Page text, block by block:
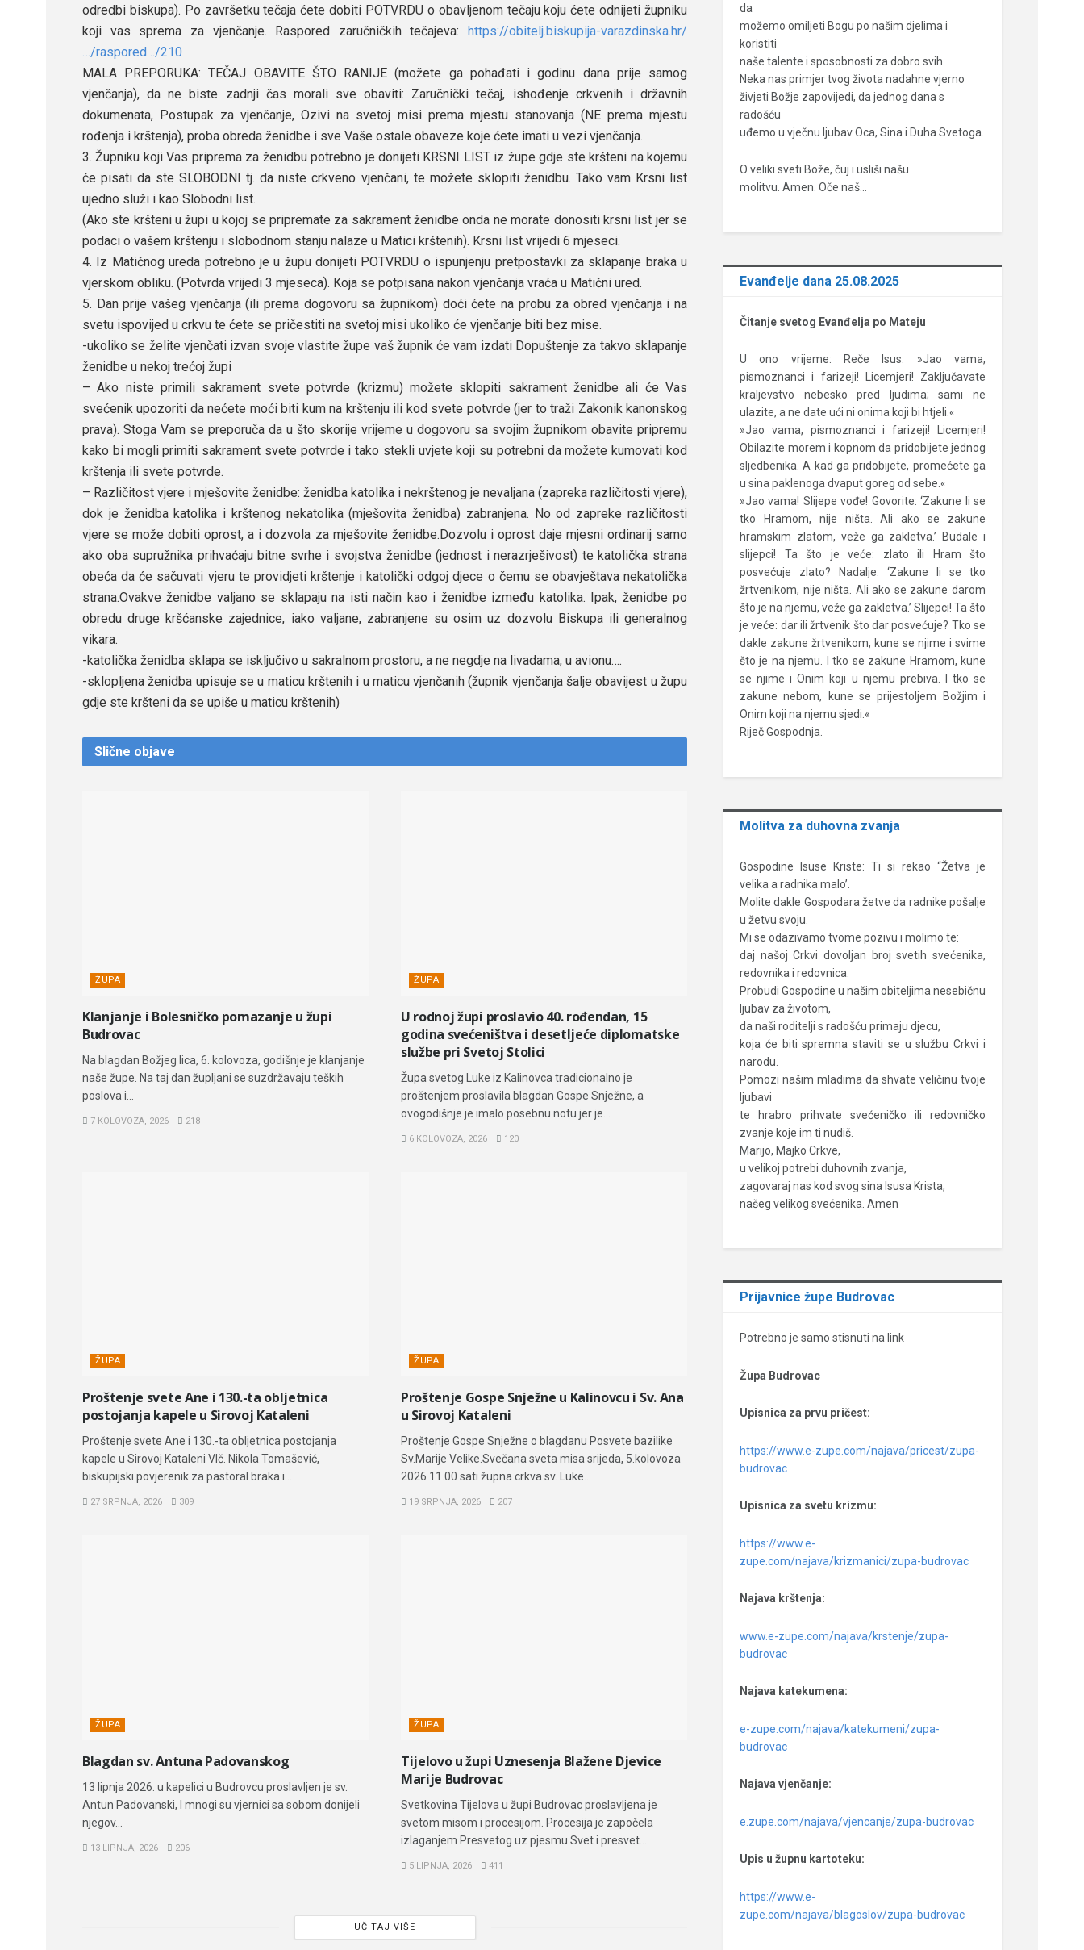
odredbi biskupa). Po završetku tečaja ćete dobiti POTVRDU o obavljenom tečaju koju ćete odnijeti župniku
koji vas sprema za vjenčanje. Raspored zaručničkih tečajeva: https://obitelj.biskupija-varazdinska.hr/
…/raspored…/210
MALA PREPORUKA: TEČAJ OBAVITE ŠTO RANIJE (možete ga pohađati i godinu dana prije samog
vjenčanja), da ne biste zadnji čas morali sve obaviti: Zaručnički tečaj, ishođenje crkvenih i državnih
dokumenata, Postupak za vjenčanje, Ozivi na svetoj misi prema mjestu stanovanja (NE prema mjestu
rođenja i krštenja), proba obreda ženidbe i sve Vaše ostale obaveze koje ćete imati u vezi vjenčanja.
3. Župniku koji Vas priprema za ženidbu potrebno je donijeti KRSNI LIST iz župe gdje ste kršteni na kojemu
će pisati da ste SLOBODNI tj. da niste crkveno vjenčani, te možete sklopiti ženidbu. Tako vam Krsni list
ujedno služi i kao Slobodni list.
(Ako ste kršteni u župi u kojoj se pripremate za sakrament ženidbe onda ne morate donositi krsni list jer se
podaci o vašem krštenju i slobodnom stanju nalaze u Matici krštenih). Krsni list vrijedi 6 mjeseci.
4. Iz Matičnog ureda potrebno je u župu donijeti POTVRDU o ispunjenju pretpostavki za sklapanje braka u
vjerskom obliku. (Potvrda vrijedi 3 mjeseca). Koja se potpisana nakon vjenčanja vraća u Matični ured.
5. Dan prije vašeg vjenčanja (ili prema dogovoru sa župnikom) doći ćete na probu za obred vjenčanja i na
svetu ispovijed u crkvu te ćete se pričestiti na svetoj misi ukoliko će vjenčanje biti bez mise.
-ukoliko se želite vjenčati izvan svoje vlastite župe vaš župnik će vam izdati Dopuštenje za takvo sklapanje
ženidbe u nekoj trećoj župi
– Ako niste primili sakrament svete potvrde (krizmu) možete sklopiti sakrament ženidbe ali će Vas
svećenik upozoriti da nećete moći biti kum na krštenju ili kod svete potvrde (jer to traži Zakonik kanonskog
prava). Stoga Vam se preporuča da u što skorije vrijeme u dogovoru sa svojim župnikom obavite pripremu
kako bi mogli primiti sakrament svete potvrde i tako stekli uvjete koji su potrebni da možete kumovati kod
krštenja ili svete potvrde.
– Različitost vjere i mješovite ženidbe: ženidba katolika i nekrštenog je nevaljana (zapreka različitosti vjere),
dok je ženidba katolika i krštenog nekatolika (mješovita ženidba) zabranjena. No od zapreke različitosti
vjere se može dobiti oprost, a i dozvola za mješovite ženidbe.Dozvolu i oprost daje mjesni ordinarij samo
ako oba supružnika prihvaćaju bitne svrhe i svojstva ženidbe (jednost i nerazrješivost) te katolička strana
obeća da će sačuvati vjeru te providjeti krštenje i katolički odgoj djece o čemu se obavještava nekatolička
strana.Ovakve ženidbe valjano se sklapaju na isti način kao i ženidbe između katolika. Ipak, ženidbe po
obredu druge kršćanske zajednice, iako valjane, zabranjene su osim uz dozvolu Biskupa ili generalnog
vikara.
-katolička ženidba sklapa se isključivo u sakralnom prostoru, a ne negdje na livadama, u avionu….
-sklopljena ženidba upisuje se u maticu krštenih i u maticu vjenčanih (župnik vjenčanja šalje obavijest u župu
gdje ste kršteni da se upiše u maticu krštenih)
Slične objave
ŽUPA
Klanjanje i Bolesničko pomazanje u župi
Budrovac
Na blagdan Božjeg lica, 6. kolovoza, godišnje je klanjanje
naše župe. Na taj dan župljani se suzdržavaju teških
poslova i...
7 KOLOVOZA, 2026 218
ŽUPA
U rodnoj župi proslavio 40. rođendan, 15
godina svećeništva i desetljeće diplomatske
službe pri Svetoj Stolici
Župa svetog Luke iz Kalinovca tradicionalno je
proštenjem proslavila blagdan Gospe Snježne, a
ovogodišnje je imalo posebnu notu jer je...
6 KOLOVOZA, 2026 120
ŽUPA
Proštenje svete Ane i 130.-ta obljetnica
postojanja kapele u Sirovoj Kataleni
Proštenje svete Ane i 130.-ta obljetnica postojanja
kapele u Sirovoj Kataleni Vlč. Nikola Tomašević,
biskupijski povjerenik za pastoral braka i...
27 SRPNJA, 2026 309
ŽUPA
Proštenje Gospe Snježne u Kalinovcu i Sv. Ana
u Sirovoj Kataleni
Proštenje Gospe Snježne o blagdanu Posvete bazilike
Sv.Marije Velike.Svečana sveta misa srijeda, 5.kolovoza
2026 11.00 sati župna crkva sv. Luke...
19 SRPNJA, 2026 207
ŽUPA
Blagdan sv. Antuna Padovanskog
13 lipnja 2026. u kapelici u Budrovcu proslavljen je sv.
Antun Padovanski, I mnogi su vjernici sa sobom donijeli
njegov...
13 LIPNJA, 2026 206
ŽUPA
Tijelovo u župi Uznesenja Blažene Djevice
Marije Budrovac
Svetkovina Tijelova u župi Budrovac proslavljena je
svetom misom i procesijom. Procesija je započela
izlaganjem Presvetog uz pjesmu Svet i presvet....
5 LIPNJA, 2026 411
UČITAJ VIŠE
da
možemo omiljeti Bogu po našim djelima i
koristiti
naše talente i sposobnosti za dobro svih.
Neka nas primjer tvog života nadahne vjerno
živjeti Božje zapovijedi, da jednog dana s
radošću
uđemo u vječnu ljubav Oca, Sina i Duha Svetoga.
O veliki sveti Bože, čuj i usliši našu
molitvu. Amen. Oče naš…
Evanđelje dana 25.08.2025
Čitanje svetog Evanđelja po Mateju
U ono vrijeme: Reče Isus: »Jao vama,
pismoznanci i farizeji! Licemjeri! Zaključavate
kraljevstvo nebesko pred ljudima; sami ne
ulazite, a ne date ući ni onima koji bi htjeli.«
»Jao vama, pismoznanci i farizeji! Licemjeri!
Obilazite morem i kopnom da pridobijete jednog
sljedbenika. A kad ga pridobijete, promećete ga
u sina paklenoga dvaput goreg od sebe.«
»Jao vama! Slijepe vođe! Govorite: ‘Zakune li se
tko Hramom, nije ništa. Ali ako se zakune
hramskim zlatom, veže ga zakletva.’ Budale i
slijepci! Ta što je veće: zlato ili Hram što
posvećuje zlato? Nadalje: ‘Zakune li se tko
žrtvenikom, nije ništa. Ali ako se zakune darom
što je na njemu, veže ga zakletva.’ Slijepci! Ta što
je veće: dar ili žrtvenik što dar posvećuje? Tko se
dakle zakune žrtvenikom, kune se njime i svime
što je na njemu. I tko se zakune Hramom, kune
se njime i Onim koji u njemu prebiva. I tko se
zakune nebom, kune se prijestoljem Božjim i
Onim koji na njemu sjedi.«
Riječ Gospodnja.
Molitva za duhovna zvanja
Gospodine Isuse Kriste: Ti si rekao “Žetva je
velika a radnika malo’.
Molite dakle Gospodara žetve da radnike pošalje
u žetvu svoju.
Mi se odazivamo tvome pozivu i molimo te:
daj našoj Crkvi dovoljan broj svetih svećenika,
redovnika i redovnica.
Probudi Gospodine u našim obiteljima nesebičnu
ljubav za životom,
da naši roditelji s radošću primaju djecu,
koja će biti spremna staviti se u službu Crkvi i
narodu.
Pomozi našim mladima da shvate veličinu tvoje
ljubavi
te hrabro prihvate svećeničko ili redovničko
zvanje koje im ti nudiš.
Marijo, Majko Crkve,
u velikoj potrebi duhovnih zvanja,
zagovaraj nas kod svog sina Isusa Krista,
našeg velikog svećenika. Amen
Prijavnice župe Budrovac
Potrebno je samo stisnuti na link
Župa Budrovac
Upisnica za prvu pričest:
https://www.e-zupe.com/najava/pricest/zupa-
budrovac
Upisnica za svetu krizmu:
https://www.e-
zupe.com/najava/krizmanici/zupa-budrovac
Najava krštenja:
www.e-zupe.com/najava/krstenje/zupa-
budrovac
Najava katekumena:
e-zupe.com/najava/katekumeni/zupa-
budrovac
Najava vjenčanje:
e.zupe.com/najava/vjencanje/zupa-budrovac
Upis u župnu kartoteku:
https://www.e-
zupe.com/najava/blagoslov/zupa-budrovac